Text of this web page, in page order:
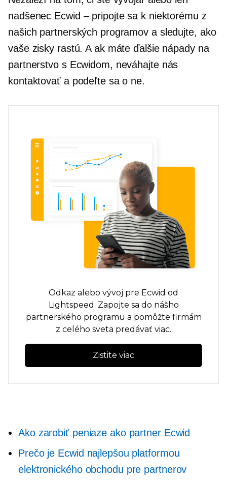
nadšenec Ecwid – pripojte sa k niektorému z
našich partnerských programov a sledujte, ako
vaše zisky rastú. A ak máte ďalšie nápady na
partnerstvo s Ecwidom, neváhajte nás
kontaktovať a podeľte sa o ne.
Odkaz alebo vývoj pre Ecwid od
Lightspeed. Zapojte sa do nášho
partnerského programu a pomôžte firmám
z celého sveta predávať viac.
Zistite viac
Ako zarobiť peniaze ako partner Ecwid
Prečo je Ecwid najlepšou platformou
elektronického obchodu pre partnerov